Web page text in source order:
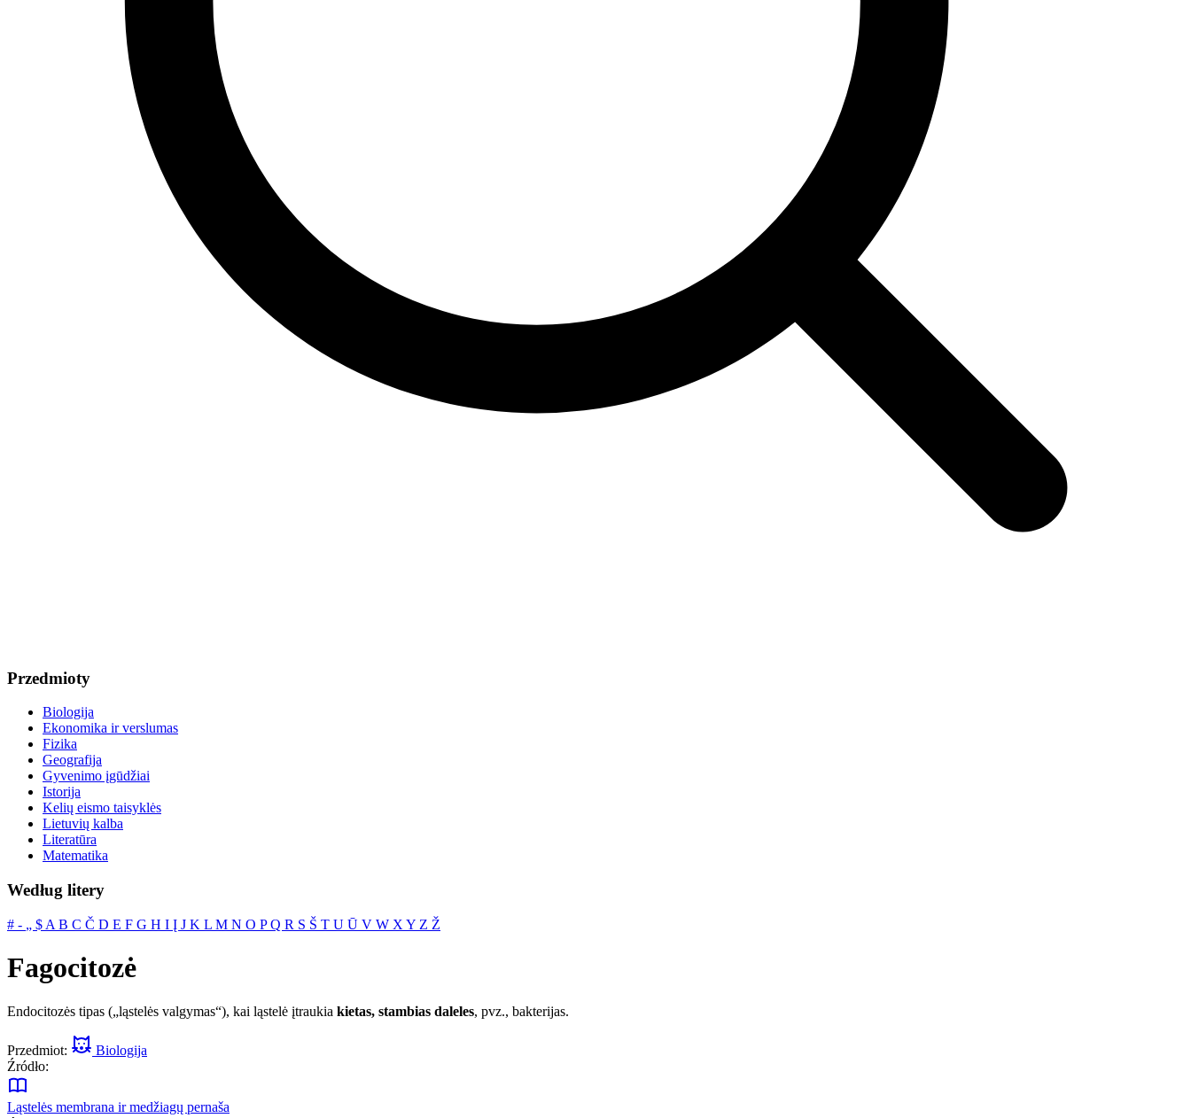
Przedmioty
Biologija
Ekonomika ir verslumas
Fizika
Geografija
Gyvenimo įgūdžiai
Istorija
Kelių eismo taisyklės
Lietuvių kalba
Literatūra
Matematika
Według litery
# ‐ „ $ A B C Č D E F G H I Į J K L M N O PQ R S Š T U Ū V W X Y Z Ž
Fagocitozė
Endocitozės tipas („ląstelės valgymas“), kai ląstelė įtraukia kietas, stambias daleles, pvz., bakterijas.
Przedmiot:
Biologija
Źródło:
Ląstelės membrana ir medžiagų pernaša